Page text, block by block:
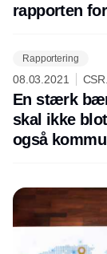
rapporten
Rapportering
08.03.2021
En stærk
skal ikke
også